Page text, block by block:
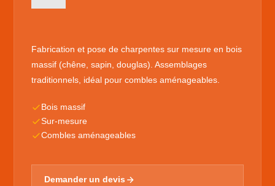
Fabrication et pose de charpentes sur mesure en bois
massif (chêne, sapin, douglas). Assemblages
traditionnels, idéal pour combles aménageables.
Bois massif
Sur-mesure
Combles aménageables
Demander un devis